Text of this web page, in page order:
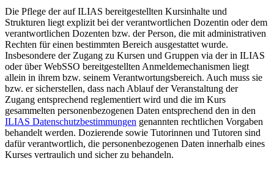
Die Pflege der auf ILIAS bereitgestellten Kursinhalte und
Strukturen liegt explizit bei der verantwortlichen Dozentin oder dem
verantwortlichen Dozenten bzw. der Person, die mit administrativen
Rechten für einen bestimmten Bereich ausgestattet wurde.
Insbesondere der Zugang zu Kursen und Gruppen via der in ILIAS
oder über WebSSO bereitgestellten Anmeldemechanismen liegt
allein in ihrem bzw. seinem Verantwortungsbereich. Auch muss sie
bzw. er sicherstellen, dass nach Ablauf der Veranstaltung der
Zugang entsprechend reglementiert wird und die im Kurs
gesammelten personenbezogenen Daten entsprechend den in den
ILIAS Datenschutzbestimmungen genannten rechtlichen Vorgaben
behandelt werden. Dozierende sowie Tutorinnen und Tutoren sind
dafür verantwortlich, die personenbezogenen Daten innerhalb eines
Kurses vertraulich und sicher zu behandeln.